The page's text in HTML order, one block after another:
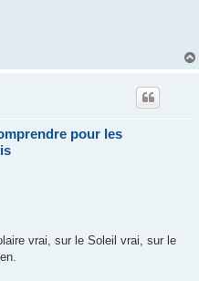
pour les
vrai, sur le Soleil vrai, sur le